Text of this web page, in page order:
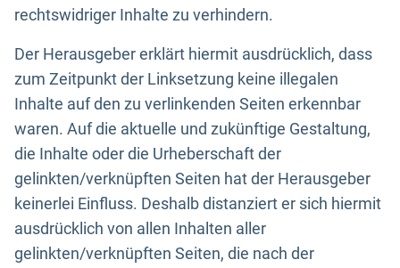
rechtswidriger Inhalte zu verhindern.
Der Herausgeber erklärt hiermit ausdrücklich, dass
zum Zeitpunkt der Linksetzung keine illegalen
Inhalte auf den zu verlinkenden Seiten erkennbar
waren. Auf die aktuelle und zukünftige Gestaltung,
die Inhalte oder die Urheberschaft der
gelinkten/verknüpften Seiten hat der Herausgeber
keinerlei Einfluss. Deshalb distanziert er sich hiermit
ausdrücklich von allen Inhalten aller
gelinkten/verknüpften Seiten, die nach der